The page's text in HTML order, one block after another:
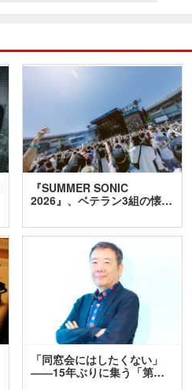
『SUMMER SONIC
2026』、ベテラン3組の懐…
「同窓会にはしたくない」
――15年ぶりに集う「第…